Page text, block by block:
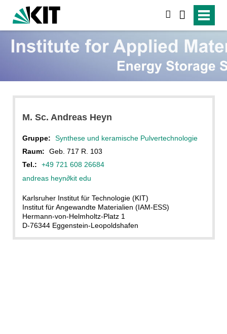
M. Sc. Andreas Heyn
Gruppe:
Synthese und keramische Pulvertechnologie
Raum:
Geb. 717 R. 103
Tel.:
+49 721 608 26684
andreas heyn∂kit edu
Karlsruher Institut für Technologie (KIT)
Institut für Angewandte Materialien (IAM-ESS)
Hermann-von-Helmholtz-Platz 1
D-76344 Eggenstein-Leopoldshafen